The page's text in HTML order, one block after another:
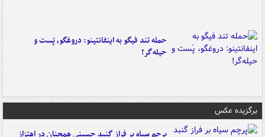
حمله تند فیگو به اینفانتینو: دروغگو، پَست‌ و
حیله‌گر!
برگزیده عکس